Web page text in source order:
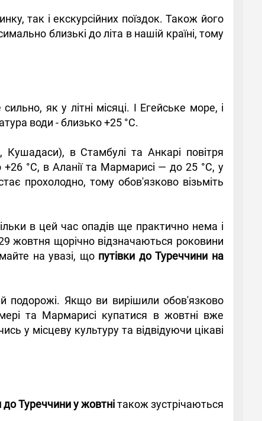
так і екскурсійних поїздок. Також його
близькі до літа в нашій країні, тому
як у літні місяці. І Егейське море, і
води - близько +25 °С.
в Стамбулі та Анкарі повітря
+26 °С, в Аланії та Мармарисі — до 25 °С, у
прохолодно, тому обов'язково візьміть
в цей час опадів ще практично нема і
жовтня щорічно відзначаються роковини
на увазі, що путівки до Туреччини на
подорожі. Якщо ви вирішили обов'язково
та Мармарисі купатися в жовтні вже
у місцеву культуру та відвідуючи цікаві
до Туреччини у жовтнітакож зустрічаються